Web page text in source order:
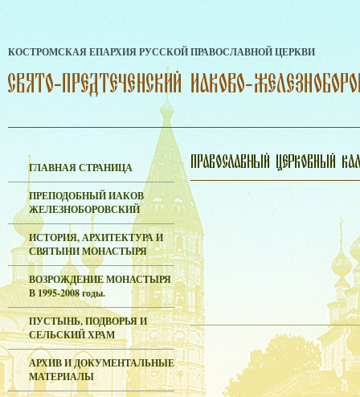
КОСТРОМСКАЯ ЕПАРХИЯ РУССКОЙ ПРАВОСЛАВНОЙ ЦЕРКВИ
ГЛАВНАЯ СТРАНИЦА
ПРЕПОДОБНЫЙ ИАКОВ
ЖЕЛЕЗНОБОРОВСКИЙ
ИСТОРИЯ, АРХИТЕКТУРА И
СВЯТЫНИ МОНАСТЫРЯ
ВОЗРОЖДЕНИЕ МОНАСТЫРЯ
В 1995-2008 годы.
ПУСТЫНЬ, ПОДВОРЬЯ И
СЕЛЬСКИЙ ХРАМ
АРХИВ И ДОКУМЕНТАЛЬНЫЕ
МАТЕРИАЛЫ